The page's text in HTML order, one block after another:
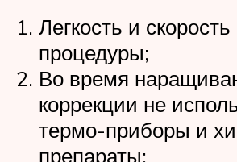
Легкость и
процедуры;
Во время
коррекции не
термо-приборы и
препараты;